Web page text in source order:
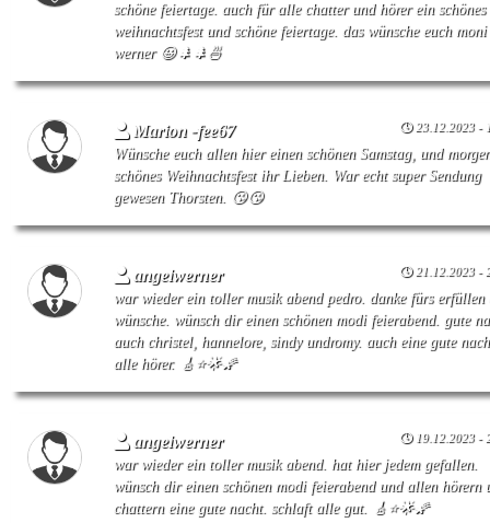
schöne feiertage. auch für alle chatter und hörer ein schönes
weihnachtsfest und schöne feiertage. das wünsche euch
werner 😀🌲🌲🍜
Marion -fee67 23.12.2023 -
Wünsche euch allen hier einen schönen Samstag, und
schönes Weihnachtsfest ihr Lieben. War echt super Sendung
gewesen Thorsten. 😘😘
angelwerner 21.12.2023 -
war wieder ein toller musik abend pedro. danke fürs erfüllen
wünsche. wünsch dir einen schönen modi feierabend. gute
auch christel, hannelore, sindy undromy. auch eine gute
alle hörer. 🎸⭐🌟🌠
angelwerner 19.12.2023 -
war wieder ein toller musik abend. hat hier jedem gefallen.
wünsch dir einen schönen modi feierabend und allen hörern
chattern eine gute nacht. schlaft alle gut. 🎸⭐🌟🌠